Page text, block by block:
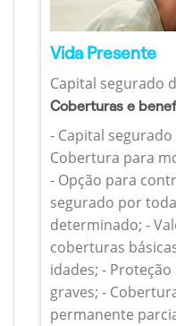
Vida Presente
Capital segurado
Coberturas e
- Capital
Cobertura para
- Opção para
segurado por
determinado; -
coberturas
idades; -
graves; -
permanente